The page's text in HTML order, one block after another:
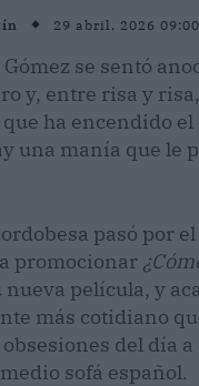
29 abril, 2026 09:00
se sentó
y, entre risa y
ha encendido el
una manía que le
pasó por
promocionar
nueva película, y
más cotidiano
del día
sofá español.